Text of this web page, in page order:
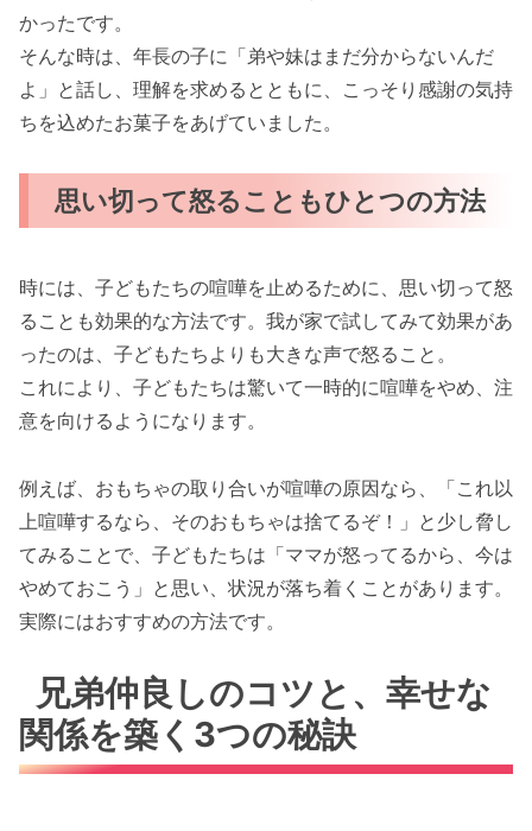
かったです。
そんな時は、年長の子に「弟や妹はまだ分からないんだ
よ」と話し、理解を求めるとともに、こっそり感謝の気持
ちを込めたお菓子をあげていました。
思い切って怒ることもひとつの方法
時には、子どもたちの喧嘩を止めるために、思い切って怒
ることも効果的な方法です。我が家で試してみて効果があ
ったのは、子どもたちよりも大きな声で怒ること。
これにより、子どもたちは驚いて一時的に喧嘩をやめ、注
意を向けるようになります。
例えば、おもちゃの取り合いが喧嘩の原因なら、「これ以
上喧嘩するなら、そのおもちゃは捨てるぞ！」と少し脅し
てみることで、子どもたちは「ママが怒ってるから、今は
やめておこう」と思い、状況が落ち着くことがあります。
実際にはおすすめの方法です。
兄弟仲良しのコツと、幸せな
関係を築く3つの秘訣